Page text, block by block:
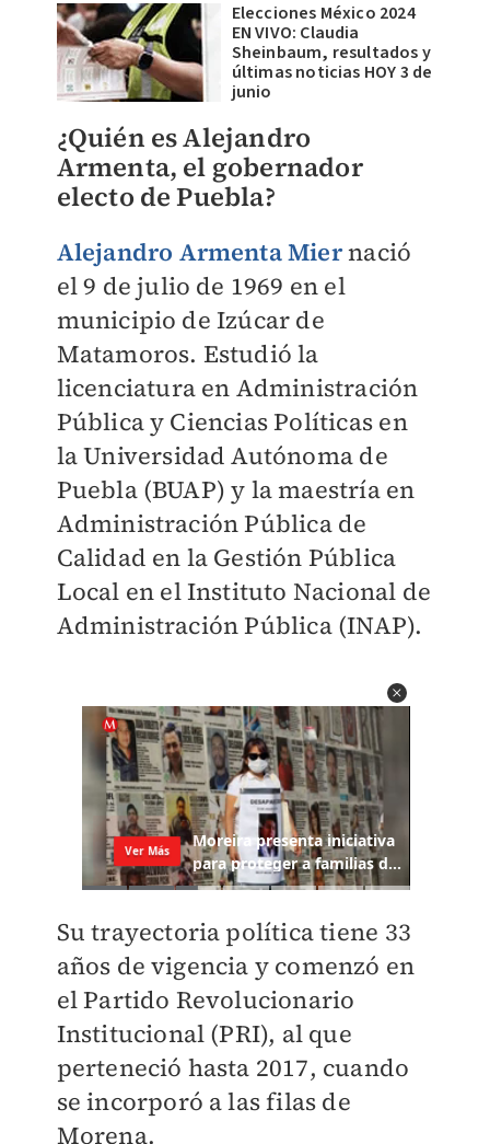
Elecciones México 2024
EN VIVO: Claudia
Sheinbaum, resultados y
últimas noticias HOY 3 de
junio
¿Quién es Alejandro
Armenta, el gobernador
electo de Puebla?
Alejandro Armenta Miernació
el 9 de julio de 1969 en el
municipio de Izúcar de
Matamoros. Estudió la
licenciatura en Administración
Pública y Ciencias Políticas en
la Universidad Autónoma de
Puebla (BUAP) y la maestría en
Administración Pública de
Calidad en la Gestión Pública
Local en el Instituto Nacional de
Administración Pública (INAP).
Su trayectoria política tiene 33
años de vigencia y comenzó en
el Partido Revolucionario
Institucional (PRI), al que
perteneció hasta 2017, cuando
se incorporó a las filas de
Morena.